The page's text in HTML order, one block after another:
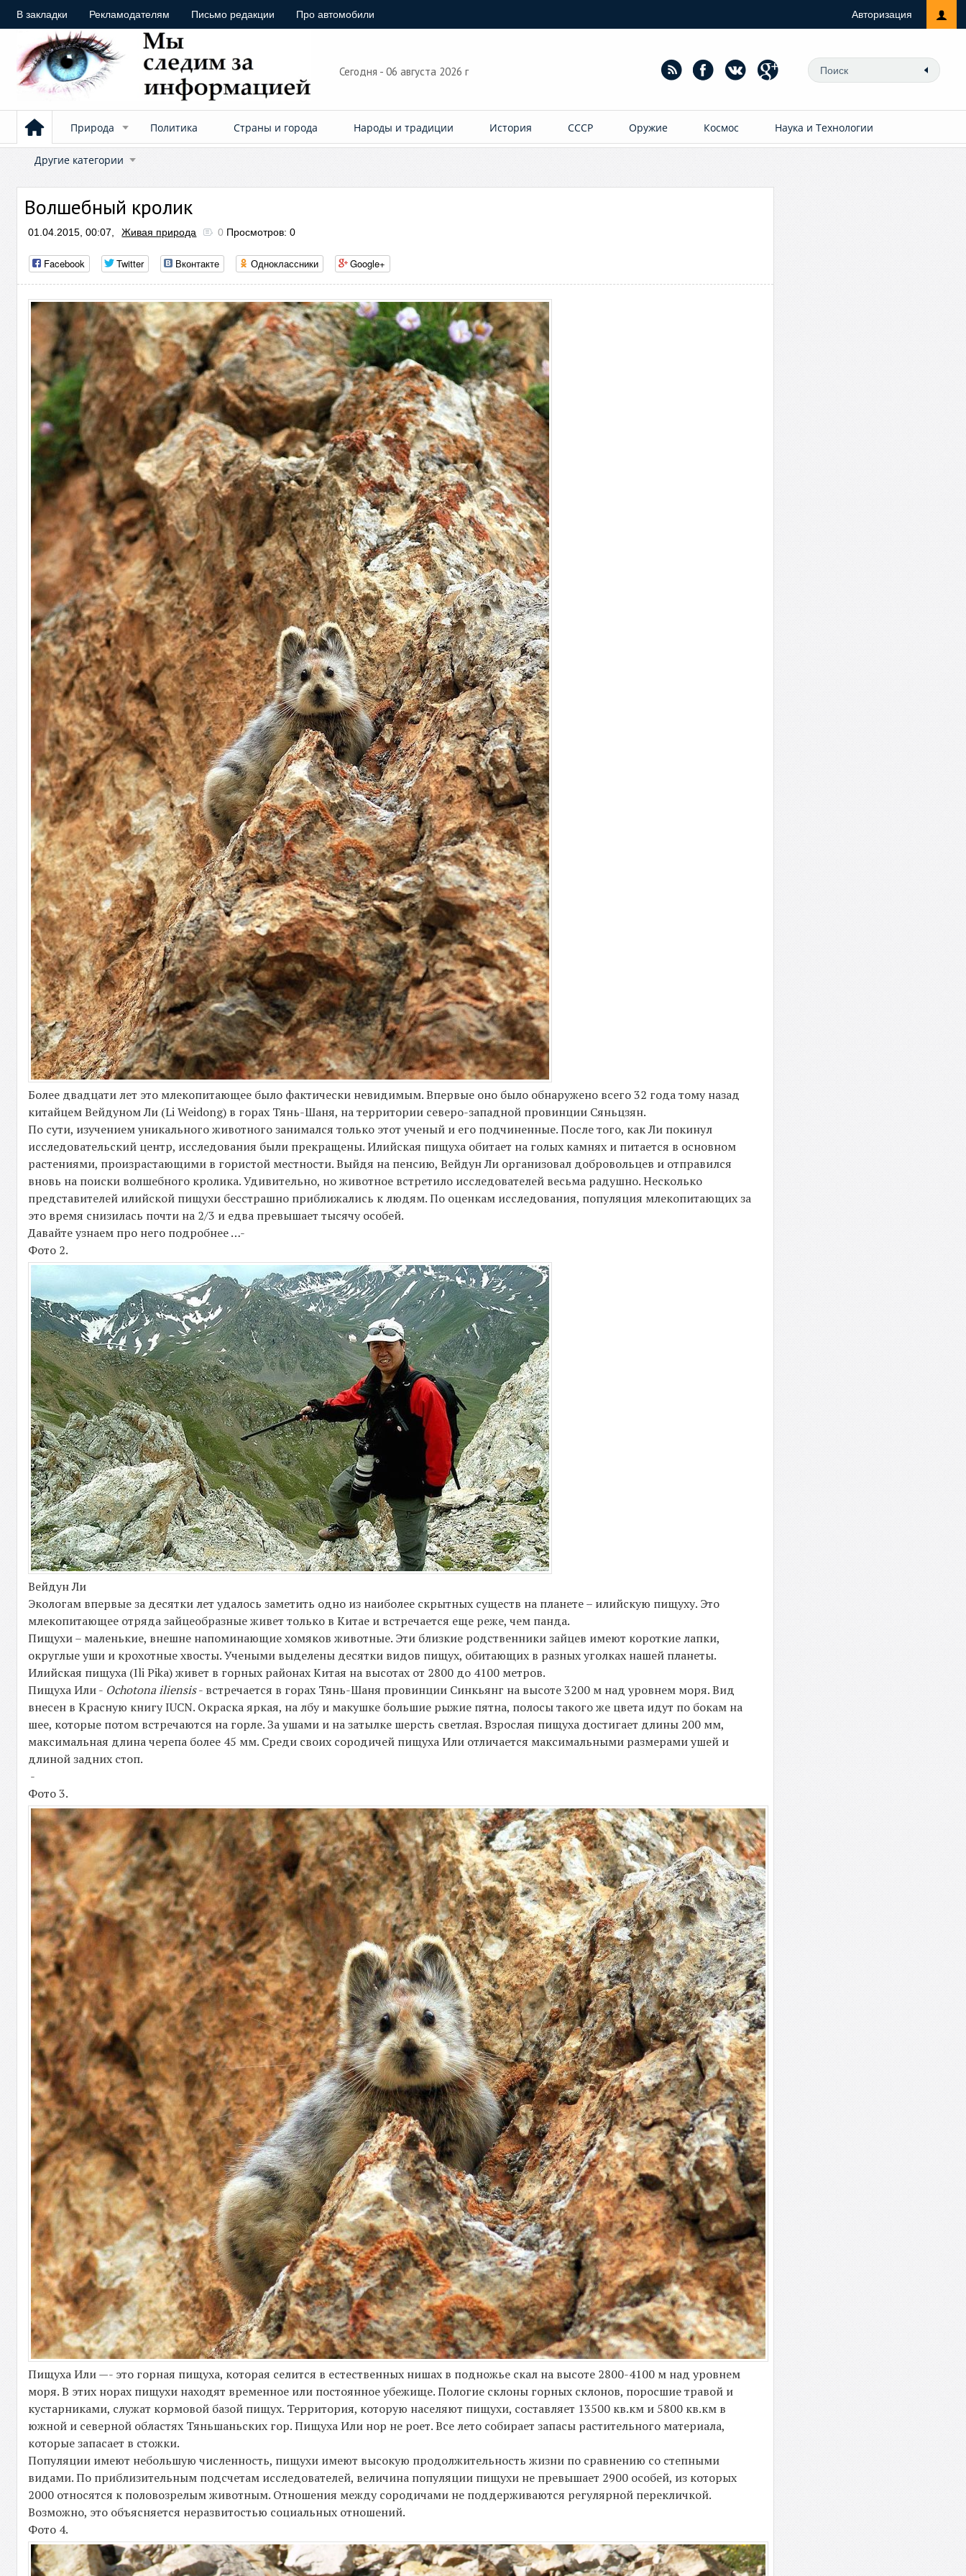
В закладки Рекламодателям Письмо редакции Про автомобили Авторизация
Сегодня - 06 августа 2026 г
Природа Политика Страны и города Народы и традиции История СССР Оружие Космос Наука и Технологии
Другие категории
Волшебный кролик
01.04.2015, 00:07, Живая природа 0 Просмотров: 0
Facebook Twitter Вконтакте Одноклассники Google+
Более двадцати лет это млекопитающее было фактически невидимым. Впервые оно было обнаружено всего 32 года тому назад
китайцем Вейдуном Ли (Li Weidong) в горах Тянь-Шаня, на территории северо-западной провинции Сяньцзян.
По сути, изучением уникального животного занимался только этот ученый и его подчиненные. После того, как Ли покинул
исследовательский центр, исследования были прекращены. Илийская пищуха обитает на голых камнях и питается в основном
растениями, произрастающими в гористой местности. Выйдя на пенсию, Вейдун Ли организовал добровольцев и отправился
вновь на поиски волшебного кролика. Удивительно, но животное встретило исследователей весьма радушно. Несколько
представителей илийской пищухи бесстрашно приближались к людям. По оценкам исследования, популяция млекопитающих за
это время снизилась почти на 2/3 и едва превышает тысячу особей.
Давайте узнаем про него подробнее …-
Фото 2.
Вейдун Ли
Экологам впервые за десятки лет удалось заметить одно из наиболее скрытных существ на планете – илийскую пищуху. Это
млекопитающее отряда зайцеобразные живет только в Китае и встречается еще реже, чем панда.
Пищухи – маленькие, внешне напоминающие хомяков животные. Эти близкие родственники зайцев имеют короткие лапки,
округлые уши и крохотные хвосты. Учеными выделены десятки видов пищух, обитающих в разных уголках нашей планеты.
Илийская пищуха (Ili Pika) живет в горных районах Китая на высотах от 2800 до 4100 метров.
Пищуха Или - Ochotona iliensis- встречается в горах Тянь-Шаня провинции Синкьянг на высоте 3200 м над уровнем моря. Вид
внесен в Красную книгу IUCN. Окраска яркая, на лбу и макушке большие рыжие пятна, полосы такого же цвета идут по бокам на
шее, которые потом встречаются на горле. За ушами и на затылке шерсть светлая. Взрослая пищуха достигает длины 200 мм,
максимальная длина черепа более 45 мм. Среди своих сородичей пищуха Или отличается максимальными размерами ушей и
длиной задних стоп.
-
Фото 3.
Пищуха Или —- это горная пищуха, которая селится в естественных нишах в подножье скал на высоте 2800-4100 м над уровнем
моря. В этих норах пищухи находят временное или постоянное убежище. Пологие склоны горных склонов, поросшие травой и
кустарниками, служат кормовой базой пищух. Территория, которую населяют пищухи, составляет 13500 кв.км и 5800 кв.км в
южной и северной областях Тяньшаньских гор. Пищуха Или нор не роет. Все лето собирает запасы растительного материала,
которые запасает в стожки.
Популяции имеют небольшую численность, пищухи имеют высокую продолжительность жизни по сравнению со степными
видами. По приблизительным подсчетам исследователей, величина популяции пищухи не превышает 2900 особей, из которых
2000 относятся к половозрелым животным. Отношения между сородичами не поддерживаются регулярной перекличкой.
Возможно, это объясняется неразвитостью социальных отношений.
Фото 4.